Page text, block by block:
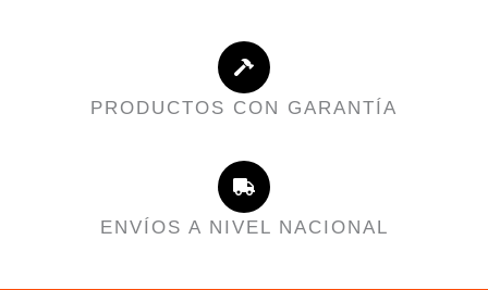
PRODUCTOS CON GARANTÍA
ENVÍOS A NIVEL NACIONAL